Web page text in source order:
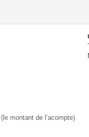
montant de l’acompte)